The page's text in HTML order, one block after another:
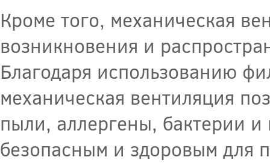
Кроме того, механическая
возникновения и
Благодаря использованию
механическая вентиляция
пыли, аллергены, бактерии
безопасным и здоровым для